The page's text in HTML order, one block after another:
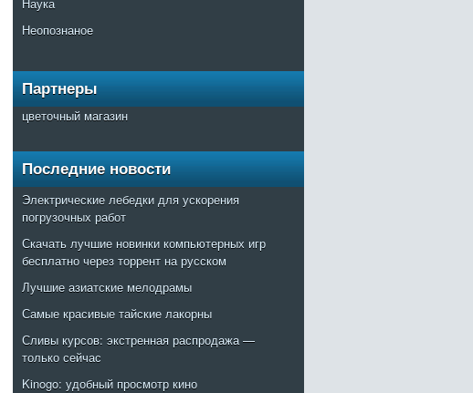
Неопознаное
Партнеры
цветочный магазин
Последние новости
Электрические лебедки для ускорения
погрузочных работ
Скачать лучшие новинки компьютерных игр
бесплатно через торрент на русском
Лучшие азиатские мелодрамы
Самые красивые тайские лакорны
Сливы курсов: экстренная распродажа —
только сейчас
Kinogo: удобный просмотр кино